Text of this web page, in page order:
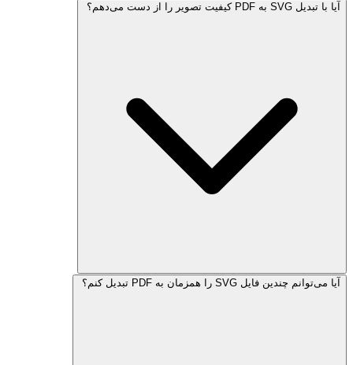
آیا با تبدیل SVG به PDF کیفیت تصویر را از دست می‌دهم؟
آیا می‌توانم چندین فایل SVG را همزمان به PDF تبدیل کنم؟